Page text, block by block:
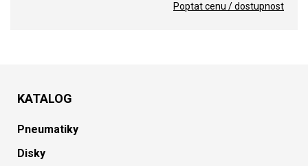
Poptat cenu / dostupnost
KATALOG
Pneumatiky
Disky